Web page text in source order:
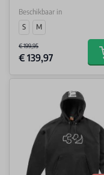
Beschikbaar in
S
M
€ 199,95
€ 139,97